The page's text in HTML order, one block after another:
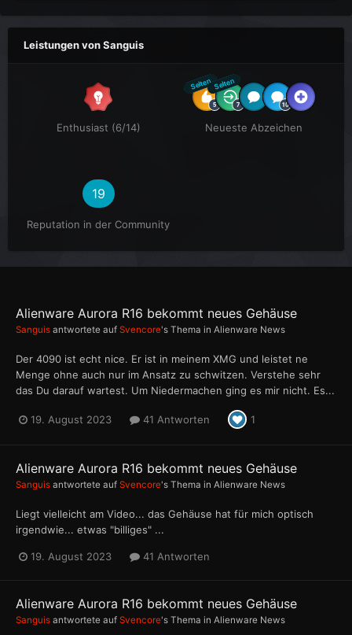
Leistungen von Sanguis
Enthusiast (6/14)
SeltenSelten
Neueste Abzeichen
19
Reputation in der Community
Alienware Aurora R16 bekommt neues Gehäuse
Sanguis antwortete auf Svencore's Thema in Alienware News
Der 4090 ist echt nice. Er ist in meinem XMG und leistet ne
Menge ohne auch nur im Ansatz zu schwitzen. Verstehe sehr
das Du darauf wartest. Um Niedermachen ging es mir nicht. Es...
19. August 2023 41 Antworten 1
Alienware Aurora R16 bekommt neues Gehäuse
Sanguis antwortete auf Svencore's Thema in Alienware News
Liegt vielleicht am Video... das Gehäuse hat für mich optisch
irgendwie... etwas "billiges" ...
19. August 2023 41 Antworten
Alienware Aurora R16 bekommt neues Gehäuse
Sanguis antwortete auf Svencore's Thema in Alienware News